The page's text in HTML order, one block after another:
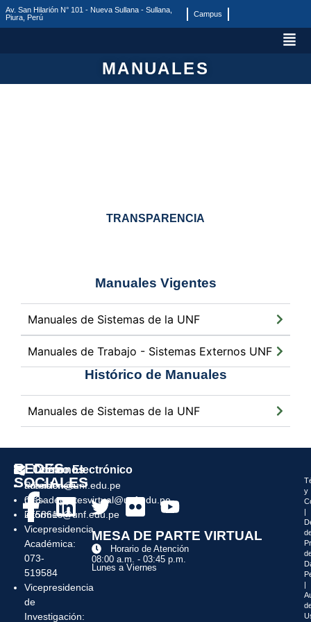
Av. San Hilarión N° 101 - Nueva Sullana - Sullana,
Piura, Perú
Campus
MANUALES
TRANSPARENCIA
Manuales Vigentes
Manuales de Sistemas de la UNF
Manuales de Trabajo - Sistemas Externos UNF
Histórico de Manuales
Manuales de Sistemas de la UNF
REDES
SOCIALES
Teléfonos
Presidencia:
073-
215861
Vicepresidencia
Académica:
073-
519584
Vicepresidencia
de
Investigación:
Correo Electrónico
admision@unf.edu.pe
mesadepartesvirtual@unf.edu.pe
informes@unf.edu.pe
MESA DE PARTE VIRTUAL
Horario de Atención
08:00 a.m. - 03:45 p.m.
Lunes a Viernes
y
|
|